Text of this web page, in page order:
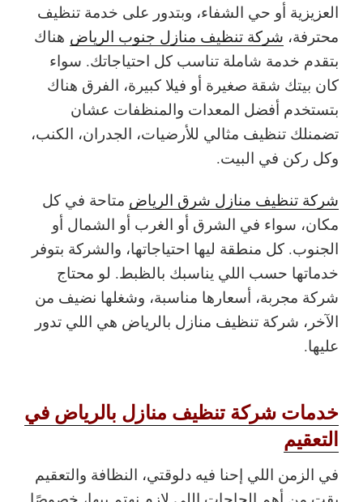
العزيزية أو حي الشفاء، وبتدور على خدمة تنظيف
محترفة، شركة تنظيف منازل جنوب الرياض هناك
بتقدم خدمة شاملة تناسب كل احتياجاتك. سواء
كان بيتك شقة صغيرة أو فيلا كبيرة، الفرق هناك
بتستخدم أفضل المعدات والمنظفات عشان
تضمنلك تنظيف مثالي للأرضيات، الجدران، الكنب،
وكل ركن في البيت.
شركة تنظيف منازل شرق الرياض متاحة في كل
مكان، سواء في الشرق أو الغرب أو الشمال أو
الجنوب. كل منطقة ليها احتياجاتها، والشركة بتوفر
خدماتها حسب اللي يناسبك بالظبط. لو محتاج
شركة مجربة، أسعارها مناسبة، وشغلها نضيف من
الآخر، شركة تنظيف منازل بالرياض هي اللي تدور
عليها.
خدمات شركة تنظيف منازل بالرياض في
التعقيم
في الزمن اللي إحنا فيه دلوقتي، النظافة والتعقيم